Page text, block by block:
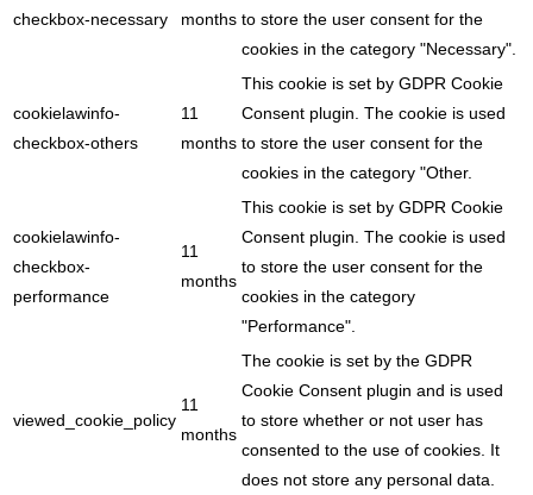
checkbox-necessary
months to store the user consent for the
cookies in the category "Necessary".
cookielawinfo-
checkbox-others
11
months
This cookie is set by GDPR Cookie
Consent plugin. The cookie is used
to store the user consent for the
cookies in the category "Other.
cookielawinfo-
checkbox-
performance
11
months
This cookie is set by GDPR Cookie
Consent plugin. The cookie is used
to store the user consent for the
cookies in the category
"Performance".
viewed_cookie_policy
11
months
The cookie is set by the GDPR
Cookie Consent plugin and is used
to store whether or not user has
consented to the use of cookies. It
does not store any personal data.